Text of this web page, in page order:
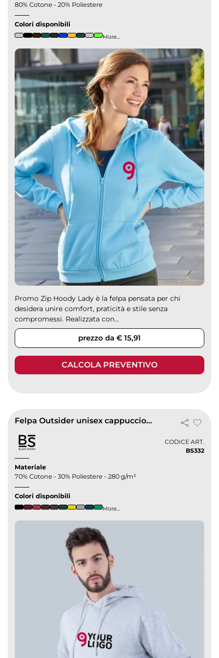
80% Cotone - 20% Poliestere
Colori disponibili
More...
Promo Zip Hoody Lady è la felpa pensata per chi
desidera unire comfort, praticità e stile senza
compromessi. Realizzata con...
prezzo da € 15,91
CALCOLA PREVENTIVO
Felpa Outsider unisex cappuccio doppio strato
CODICE ART.
BS332
Materiale
70% Cotone - 30% Poliestere - 280 g/m²
Colori disponibili
More...